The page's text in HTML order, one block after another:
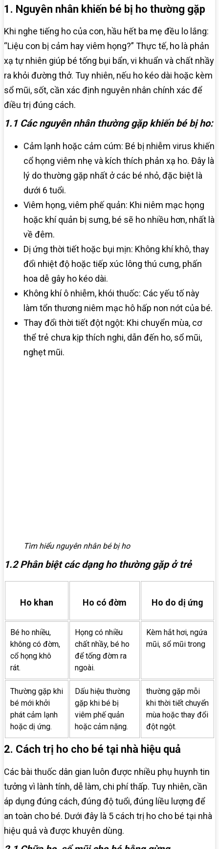
1. Nguyên nhân khiến bé bị ho thường gặp
Khi nghe tiếng ho của con, hầu hết ba mẹ đều lo lắng:
“Liệu con bị cảm hay viêm họng?” Thực tế, ho là phản
xạ tự nhiên giúp bé tống bụi bẩn, vi khuẩn và chất nhầy
ra khỏi đường thở. Tuy nhiên, nếu ho kéo dài hoặc kèm
sổ mũi, sốt, cần xác định nguyên nhân chính xác để
điều trị đúng cách.
1.1 Các nguyên nhân thường gặp khiến bé bị ho:
Cảm lạnh hoặc cảm cúm: Bé bị nhiễm virus khiến
cổ họng viêm nhẹ và kích thích phản xạ ho. Đây là
lý do thường gặp nhất ở các bé nhỏ, đặc biệt là
dưới 6 tuổi.
Viêm họng, viêm phế quản: Khi niêm mạc họng
hoặc khí quản bị sưng, bé sẽ ho nhiều hơn, nhất là
về đêm.
Dị ứng thời tiết hoặc bụi mịn: Không khí khô, thay
đổi nhiệt độ hoặc tiếp xúc lông thú cưng, phấn
hoa dễ gây ho kéo dài.
Không khí ô nhiễm, khói thuốc: Các yếu tố này
làm tổn thương niêm mạc hô hấp non nớt của bé.
Thay đổi thời tiết đột ngột: Khi chuyển mùa, cơ
thể trẻ chưa kịp thích nghi, dẫn đến ho, sổ mũi,
nghẹt mũi.
Tìm hiểu nguyên nhân bé bị ho
1.2 Phân biệt các dạng ho thường gặp ở trẻ
Ho khan Ho có đờm Ho do dị ứng
Bé ho nhiều,
không có đờm,
cổ họng khô
rát.
Họng có nhiều
chất nhầy, bé ho
để tống đờm ra
ngoài.
Kèm hắt hơi, ngứa
mũi, sổ mũi trong
Thường gặp khi
bé mới khởi
phát cảm lạnh
hoặc dị ứng.
Dấu hiệu thường
gặp khi bé bị
viêm phế quản
hoặc cảm nặng.
thường gặp mỗi
khi thời tiết chuyển
mùa hoặc thay đổi
đột ngột.
2. Cách trị ho cho bé tại nhà hiệu quả
Các bài thuốc dân gian luôn được nhiều phụ huynh tin
tưởng vì lành tính, dễ làm, chi phí thấp. Tuy nhiên, cần
áp dụng đúng cách, đúng độ tuổi, đúng liều lượng để
an toàn cho bé. Dưới đây là 5 cách trị ho cho bé tại nhà
hiệu quả và được khuyên dùng.